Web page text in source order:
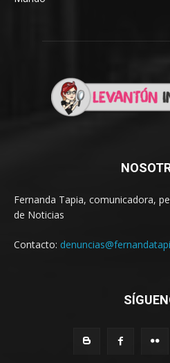
Fernanda Tapia, comunicadora,
de Noticias
Contacto: